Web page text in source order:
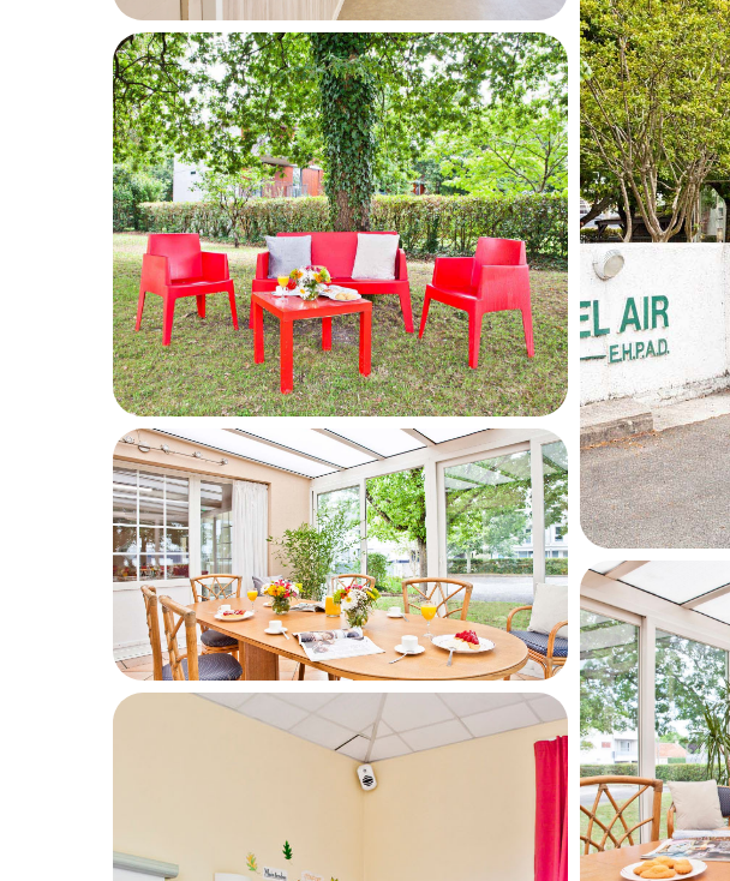
Votre email
Prénom du proche concerné
Age du proche concerné
Calculer huit moins trois ? (en chiffres)
J’autorise l’utilisation des données
Conformément aux dispositions de
inscrire sur la liste d’opposition au